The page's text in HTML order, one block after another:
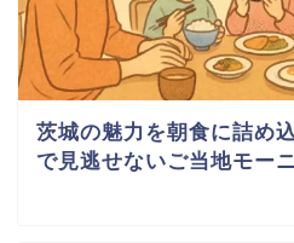
茨城の魅力を朝食に詰め
で見逃せないご当地モー